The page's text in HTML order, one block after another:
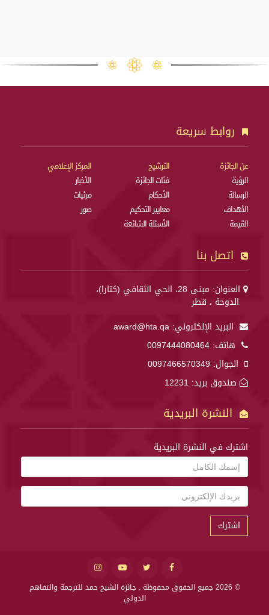
روابط سريعة
عن الجائزة
الرؤية
الرسالة
الأهداف
القيمة
الترشيح
فئات الجائزة
الأحكام
معايير التحكيم
الأسئلة الشائعة
المركز الإعلامي
الأخبار
مرئيات
صور
اتصل بنا
العنوان: مبنى 28، الحي الثقافي (كتارا)،
الدوحة ، قطر
البريد الإلكتروني: award@hta.qa
هاتف: 0097444080464
الجوال: 0097466570349
صندوق بريد: 12231
النشرة البريدية
اشترك في النشرة البريدية
اشترك
© 2026 جميع الحقوق محفوظة .
جائزة الشيخ حمد للترجمة والتفاهم
الدولي